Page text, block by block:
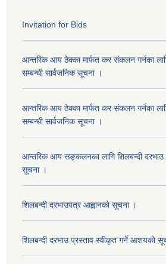
Invitation for Bids
आन्तरिक आय ठेक्का मार्फत कर संकलन गर्नका
सम्बन्धी सार्वजनिक सूचना ।
आन्तरिक आय ठेक्का मार्फत कर संकलन गर्नका
सम्बन्धी सार्वजनिक सूचना ।
आन्तरिक आय सङ्कलनका लागि शिलबन्दी दरभाउ
सूचना ।
शिलबन्दी दरभाउपत्र आह्वानको सूचना ।
शिलबन्दी दरभाउ प्रस्ताव स्वीकृत गर्ने आशयको